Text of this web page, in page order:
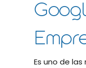
Es uno de